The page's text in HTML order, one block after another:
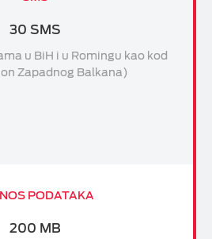
30 SMS
u BiH i u Romingu kao kod
Zapadnog Balkana)
PODATAKA
200 MB